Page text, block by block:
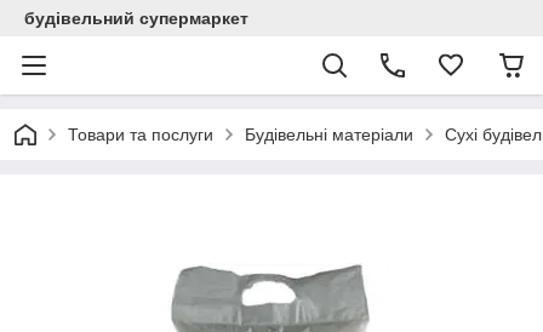
будівельний супермаркет
Товари та послуги Будівельні матеріали Сухі